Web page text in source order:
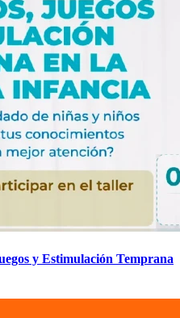
y Estimulación Temprana